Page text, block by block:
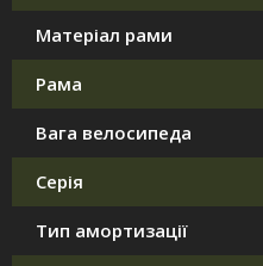
Матеріал рами
Рама
Вага велосипеда
Серія
Тип амортизації